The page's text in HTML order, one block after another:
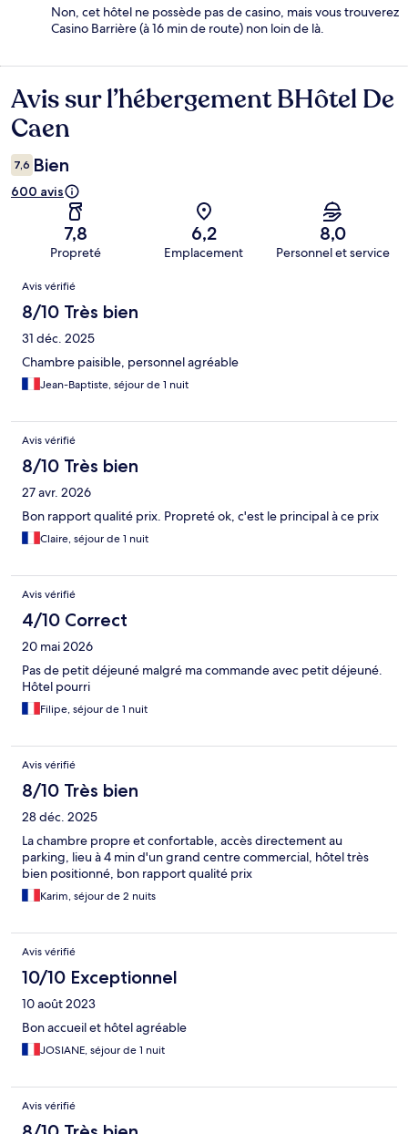
Non, cet hôtel ne possède pas de casino, mais vous trouverez
Casino Barrière (à 16 min de route) non loin de là.
Avis
Avis sur l’hébergement BHôtel De
Caen
7,6 Bien
600 avis
7,8
Propreté
6,2
Emplacement
8,0
Personnel et service
Avis
Avis vérifié
8/10 Très bien
31 déc. 2025
Chambre paisible, personnel agréable
Jean-Baptiste, séjour de 1 nuit
Avis vérifié
8/10 Très bien
27 avr. 2026
Bon rapport qualité prix. Propreté ok, c'est le principal à ce prix
Claire, séjour de 1 nuit
Avis vérifié
4/10 Correct
20 mai 2026
Pas de petit déjeuné malgré ma commande avec petit déjeuné.
Hôtel pourri
Filipe, séjour de 1 nuit
Avis vérifié
8/10 Très bien
28 déc. 2025
La chambre propre et confortable, accès directement au
parking, lieu à 4 min d'un grand centre commercial, hôtel très
bien positionné, bon rapport qualité prix
Karim, séjour de 2 nuits
Avis vérifié
10/10 Exceptionnel
10 août 2023
Bon accueil et hôtel agréable
JOSIANE, séjour de 1 nuit
Avis vérifié